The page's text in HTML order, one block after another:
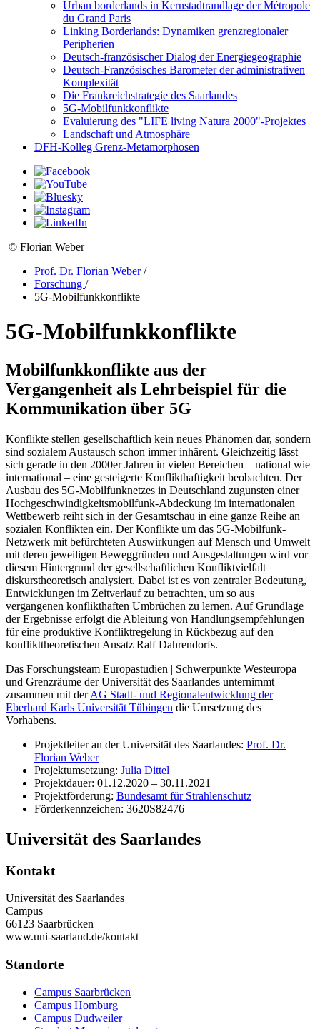
Urban borderlands in Kernstadtrandlage der Métropole
du Grand Paris
Linking Borderlands: Dynamiken grenzregionaler
Peripherien
Deutsch-französischer Dialog der Energiegeographie
Deutsch-Französisches Barometer der administrativen
Komplexität
Die Frankreichstrategie des Saarlandes
5G-Mobilfunkkonflikte
Evaluierung des "LIFE living Natura 2000"-Projektes
Landschaft und Atmosphäre
DFH-Kolleg Grenz-Metamorphosen
© Florian Weber
Prof. Dr. Florian Weber/
Forschung /
5G-Mobilfunkkonflikte
5G-Mobilfunkkonflikte
Mobilfunkkonflikte aus der
Vergangenheit als Lehrbeispiel für die
Kommunikation über 5G
Konflikte stellen gesellschaftlich kein neues Phänomen dar, sondern
sind sozialem Austausch schon immer inhärent. Gleichzeitig lässt
sich gerade in den 2000er Jahren in vielen Bereichen – national wie
international – eine gesteigerte Konflikthaftigkeit beobachten. Der
Ausbau des 5G-Mobilfunknetzes in Deutschland zugunsten einer
Hochgeschwindigkeitsmobilfunk-Abdeckung im internationalen
Wettbewerb reiht sich in der Gesamtschau in eine ganze Reihe an
sozialen Konflikten ein. Der Konflikte um das 5G-Mobilfunk-
Netzwerk mit befürchteten Auswirkungen auf Mensch und Umwelt
mit deren jeweiligen Beweggründen und Ausgestaltungen wird vor
diesem Hintergrund der gesellschaftlichen Konfliktvielfalt
diskurstheoretisch analysiert. Dabei ist es von zentraler Bedeutung,
Entwicklungen im Zeitverlauf zu betrachten, um so aus
vergangenen konflikthaften Umbrüchen zu lernen. Auf Grundlage
der Ergebnisse erfolgt die Ableitung von Handlungsempfehlungen
für eine produktive Konfliktregelung in Rückbezug auf den
konflikttheoretischen Ansatz Ralf Dahrendorfs.
Das Forschungsteam Europastudien | Schwerpunkte Westeuropa
und Grenzräume der Universität des Saarlandes unternimmt
zusammen mit derAG Stadt- und Regionalentwicklung der
Eberhard Karls Universität Tübingen die Umsetzung des
Vorhabens.
Projektleiter an der Universität des Saarlandes: Prof. Dr.
Florian Weber
Projektumsetzung: Julia Dittel
Projektdauer: 01.12.2020 – 30.11.2021
Projektförderung: Bundesamt für Strahlenschutz
Förderkennzeichen: 3620S82476
Universität des Saarlandes
Kontakt
Universität des Saarlandes
Campus
66123 Saarbrücken
www.uni-saarland.de/kontakt
Standorte
Campus Saarbrücken
Campus Homburg
Campus Dudweiler